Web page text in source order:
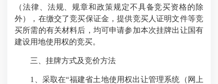
（法律、法规、规章和政策规定不具备竞买资格的除
外），在缴交了竞买保证金，提供竞买人证明文件等竞
买所需的有关材料后，均可申请参加本次挂牌出让国有
建设用地使用权的竞买。
三、挂牌方式及竞价方法
1、采取在“福建省土地使用权出让管理系统（网上